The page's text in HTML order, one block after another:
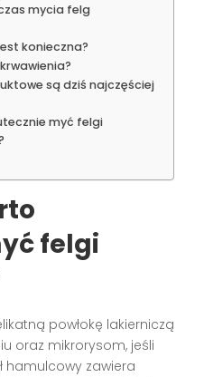
mycia felg
konieczna?
są dziś najczęściej
myć felgi
felgi
powłokę lakierniczą
oraz mikrorysom, jeśli
hamulcowy zawiera